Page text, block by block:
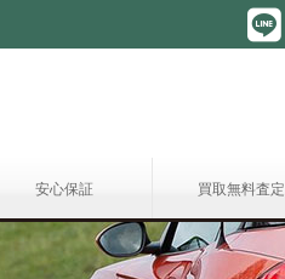
安心保証 買取無料査定